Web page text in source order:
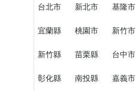
台北市 新北市 基隆市
宜蘭縣 桃園市 新竹市
新竹縣 苗栗縣 台中市
彰化縣 南投縣 嘉義市